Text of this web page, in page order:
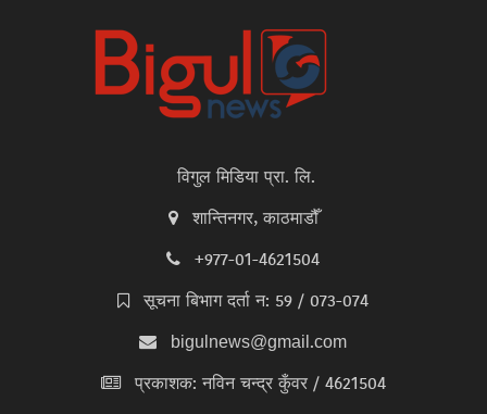
विगुल मिडिया प्रा. लि.
शान्तिनगर, काठमाडौँ
+977-01-4621504
सूचना बिभाग दर्ता न: 59 / 073-074
bigulnews@gmail.com
प्रकाशक: नविन चन्द्र कुँवर / 4621504